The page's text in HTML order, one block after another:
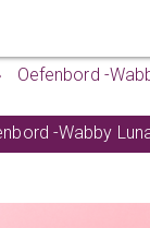
Oefenbord -
-Wabby